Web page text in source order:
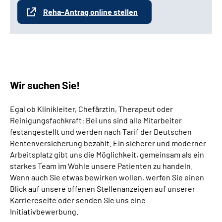
Reha-Antrag online stellen
Wir suchen Sie!
Egal ob Klinikleiter, Chefärztin, Therapeut oder
Reinigungsfachkraft: Bei uns sind alle Mitarbeiter
festangestellt und werden nach Tarif der Deutschen
Rentenversicherung bezahlt. Ein sicherer und moderner
Arbeitsplatz gibt uns die Möglichkeit, gemeinsam als ein
starkes Team im Wohle unsere Patienten zu handeln.
Wenn auch Sie etwas bewirken wollen, werfen Sie einen
Blick auf unsere offenen Stellenanzeigen auf unserer
Karriereseite oder senden Sie uns eine
Initiativbewerbung.